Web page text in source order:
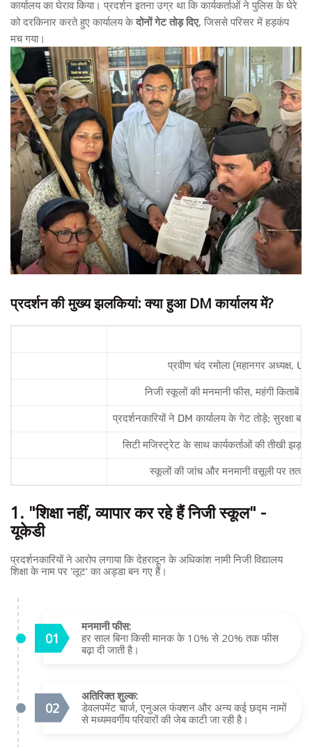
कार्यालय का घेराव किया। प्रदर्शन इतना उग्र था कि कार्यकर्ताओं ने पुलिस के घेरे
को दरकिनार करते हुए कार्यालय केदोनों गेट तोड़ दिए, जिससे परिसर में हड़कंप
मच गया।
प्रदर्शन की मुख्य झलकियां: क्या हुआ DM कार्यालय में?
प्रवीण चंद रमोला (महानगर अध्यक्ष,
निजी स्कूलों की मनमानी फीस, महंगी किताबें
प्रदर्शनकारियों ने DM कार्यालय के गेट तोड़े; सुरक्षा
सिटी मजिस्ट्रेट के साथ कार्यकर्ताओं की तीखी
स्कूलों की जांच और मनमानी वसूली पर
1. "शिक्षा नहीं, व्यापार कर रहे हैं निजी स्कूल" -
यूकेडी
प्रदर्शनकारियों ने आरोप लगाया कि देहरादून के अधिकांश नामी निजी विद्यालय
शिक्षा के नाम पर 'लूट' का अड्डा बन गए हैं।
मनमानी फीस:
हर साल बिना किसी मानक के 10% से 20% तक फीस
बढ़ा दी जाती है।
अतिरिक्त शुल्क:
डेवलपमेंट चार्ज, एनुअल फंक्शन और अन्य कई छद्म नामों
से मध्यमवर्गीय परिवारों की जेब काटी जा रही है।